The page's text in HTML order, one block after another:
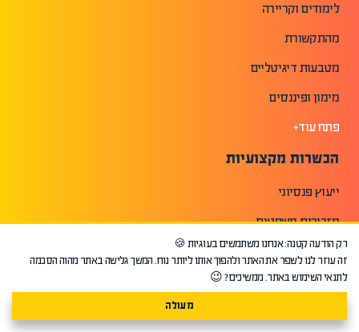
לימודים וקריירה
מהתקשורת
מטבעות דיגיטליים
מימון ופיננסים
פתח עוד+
הכשרות מקצועיות
ייעוץ פנסיוני
מזכירות משפטית
מסלול נדל"ן לאנשי נדל"ן
קורס אחזקת מבנים
קורס בדק בית - איתור ליקויי בנייה
רק הודעה קטנה: אנחנו משתמשים בעוגיות 🍪
זה עוזר לנו לשפר את האתר ולהפוך אותו ליותר נוח. המשך גלישה באתר מהוה הסכמה
לתנאי השימוש באתר. ממשיכים? 😉
מעולה